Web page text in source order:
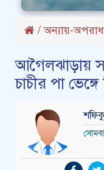
/অন্যায়-অপরাধ
আগৈলঝাড়ায়
চাচীর পা